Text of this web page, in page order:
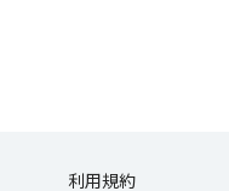
利用規約